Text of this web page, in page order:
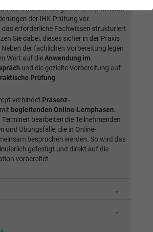
bereitet Sie gezielt und praxisnah
der IHK-Prüfung vor.
das erforderliche Fachwissen strukturiert
Sie dabei, dieses sicher in der Praxis
der fachlichen Vorbereitung legen
Wert auf dieAnwendung im
und die gezielte Vorbereitung auf
Prüfung.
verbindet Präsenz-
mit begleitenden Online-Lernphasen.
bearbeiten die Teilnehmenden
und Übungsfälle, die in Online-
besprochen werden. So wird das
gefestigt und direkt auf die
vorbereitet.
funktioniert.
cookie_optin
BWV Rhein-Main
1 Jahr
Dieses Cookie wird verwendet, um Ihre
Cookie-Einstellungen für diese Website zu
speichern.
SgCookieOptin.lastPreferences
Informationen anzeigen
_ga
Google Analytics
2 Jahre
Registriert eine eindeutige ID, die verwendet
wird, um statistische Daten dazu, wie der
Informationen anzeigen